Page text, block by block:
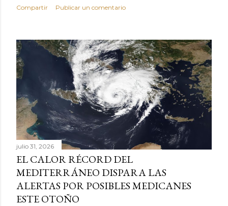
Compartir Publicar un comentario
julio 31, 2026
EL CALOR RÉCORD DEL
MEDITERRÁNEO DISPARA LAS
ALERTAS POR POSIBLES MEDICANES
ESTE OTOÑO